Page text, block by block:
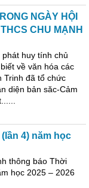
NGÀY HỘI
CHU MẠNH
huy tính chủ
về văn hóa các
Trinh đã tổ chức
diện bản săc-Cảm
4) năm học
thông báo Thời
học 2025 – 2026